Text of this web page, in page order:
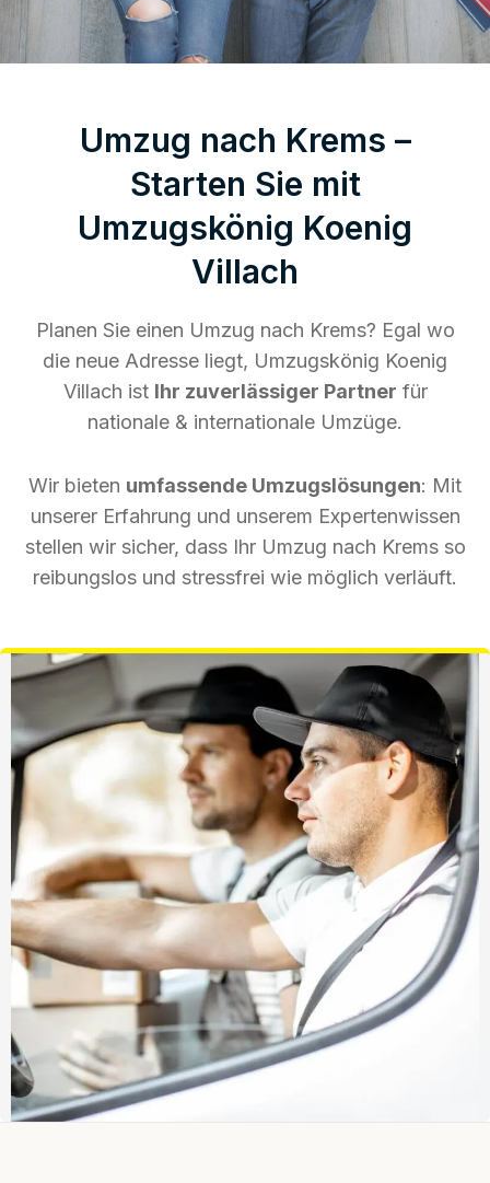
Umzug nach Krems –
Starten Sie mit
Umzugskönig Koenig
Villach
Planen Sie einen Umzug nach Krems? Egal wo
die neue Adresse liegt, Umzugskönig Koenig
Villach ist Ihr zuverlässiger Partner für
nationale & internationale Umzüge.
Wir bieten umfassende Umzugslösungen: Mit
unserer Erfahrung und unserem Expertenwissen
stellen wir sicher, dass Ihr Umzug nach Krems so
reibungslos und stressfrei wie möglich verläuft.